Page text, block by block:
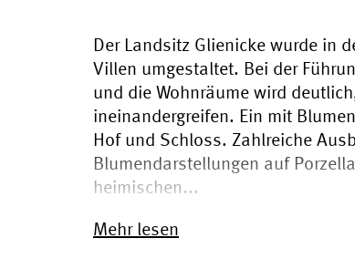
Der Landsitz Glienicke wurde in
Villen umgestaltet. Bei der
und die Wohnräume wird
ineinandergreifen. Ein mit
Hof und Schloss. Zahlreiche
Blumendarstellungen auf
heimischen...
Mehr lesen